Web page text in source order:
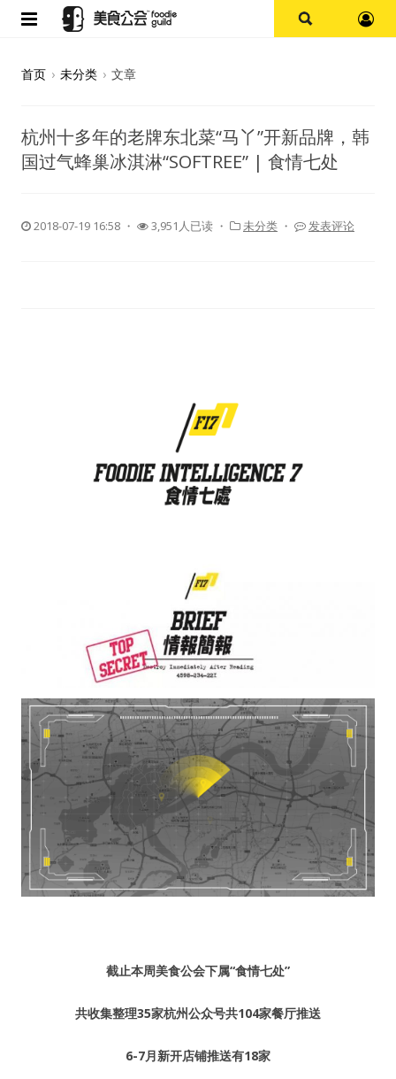
探店报告
上海
水区
公会活动
信息发布
私家厨房
首页 › 未分类 › 文章
杭州十多年的老牌东北菜“马丫”开新品牌，韩
国过气蜂巢冰淇淋“SOFTREE” | 食情七处
2018-07-19 16:58 ・ 3,951人已读 ・ 未分类 ・ 发表评论
截止本周美食公会下属“食情七处”
共收集整理35家杭州公众号共104家餐厅推送
6-7月新开店铺推送有18家